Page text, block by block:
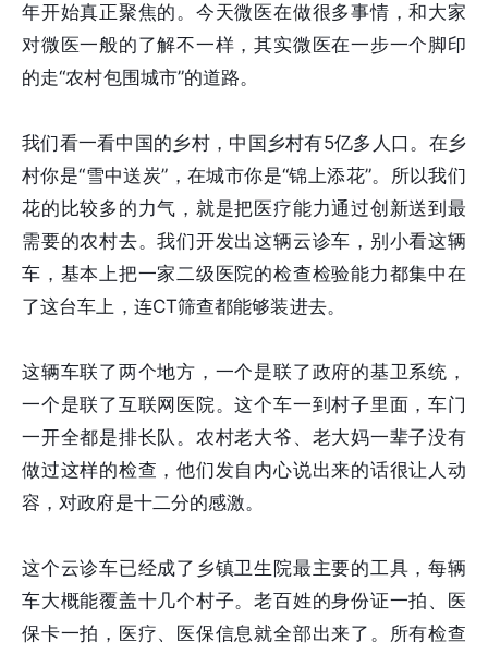
年开始真正聚焦的。今天微医在做很多事情，和大家
对微医一般的了解不一样，其实微医在一步一个脚印
的走“农村包围城市”的道路。
我们看一看中国的乡村，中国乡村有5亿多人口。在乡
村你是“雪中送炭”，在城市你是“锦上添花”。所以我们
花的比较多的力气，就是把医疗能力通过创新送到最
需要的农村去。我们开发出这辆云诊车，别小看这辆
车，基本上把一家二级医院的检查检验能力都集中在
了这台车上，连CT筛查都能够装进去。
这辆车联了两个地方，一个是联了政府的基卫系统，
一个是联了互联网医院。这个车一到村子里面，车门
一开全都是排长队。农村老大爷、老大妈一辈子没有
做过这样的检查，他们发自内心说出来的话很让人动
容，对政府是十二分的感激。
这个云诊车已经成了乡镇卫生院最主要的工具，每辆
车大概能覆盖十几个村子。老百姓的身份证一拍、医
保卡一拍，医疗、医保信息就全部出来了。所有检查